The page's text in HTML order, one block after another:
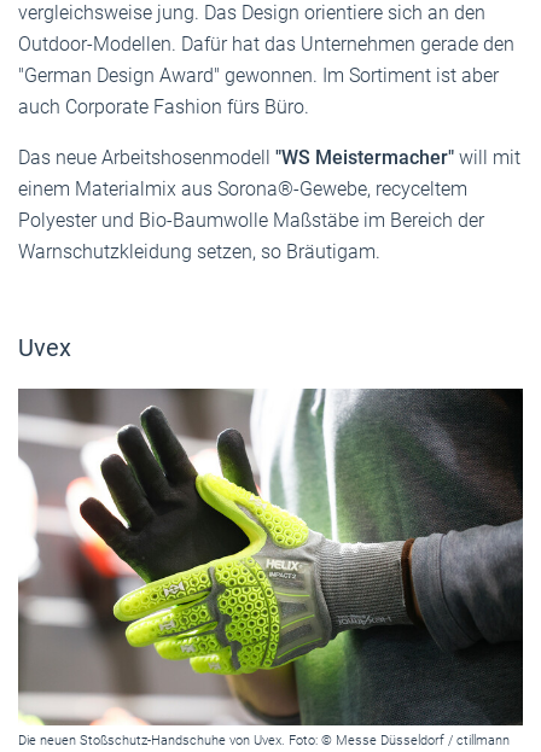
vergleichsweise jung. Das Design orientiere sich an den
Outdoor-Modellen. Dafür hat das Unternehmen gerade den
"German Design Award" gewonnen. Im Sortiment ist aber
auch Corporate Fashion fürs Büro.
Das neue Arbeitshosenmodell "WS Meistermacher" will mit
einem Materialmix aus Sorona®-Gewebe, recyceltem
Polyester und Bio-Baumwolle Maßstäbe im Bereich der
Warnschutzkleidung setzen, so Bräutigam.
Uvex
Die neuen Stoßschutz-Handschuhe von Uvex. Foto: © Messe Düsseldorf / ctillmann